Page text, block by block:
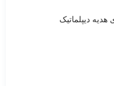
هدیه دیپلماتیک